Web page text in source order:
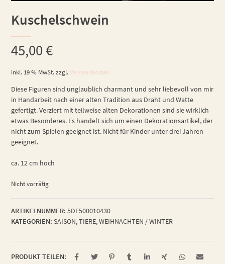
Kuschelschwein
45,00€
inkl. 19 % MwSt. zzgl.Versandkosten
Diese Figuren sind unglaublich charmant und sehr liebevoll von mir
in Handarbeit nach einer alten Tradition aus Draht und Watte
gefertigt. Verziert mit teilweise alten Dekorationen sind sie wirklich
etwas Besonderes. Es handelt sich um einen Dekorationsartikel, der
nicht zum Spielen geeignet ist. Nicht für Kinder unter drei Jahren
geeignet.
ca. 12 cm hoch
Nicht vorrätig
ARTIKELNUMMER: 5DE500010430
KATEGORIEN: SAISON,TIERE,WEIHNACHTEN / WINTER
PRODUKT TEILEN: